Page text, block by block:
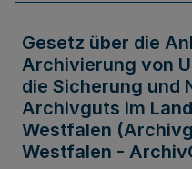
Gesetz über die
Archivierung von
die Sicherung und
Archivguts im
Westfalen
Westfalen -